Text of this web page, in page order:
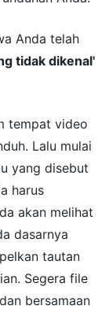
Anda telah
tidak dikenal'
tempat video
Lalu mulai
yang disebut
harus
akan melihat
dasarnya
tautan
Segera file
bersamaan